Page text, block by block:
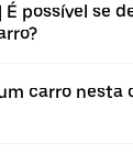
possível se
carro nesta